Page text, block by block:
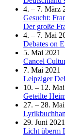
4. – 7. März
Gesucht:
Der große
4. – 7. Mai
Debates on
5. Mai 2021
Cancel
7. Mai 2021
Leipziger
10. – 12. Mai
Geteilte
27. – 28. Mai
29. Juni 2021
Licht überm